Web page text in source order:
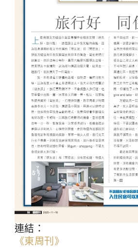
連結：
《東周刊》